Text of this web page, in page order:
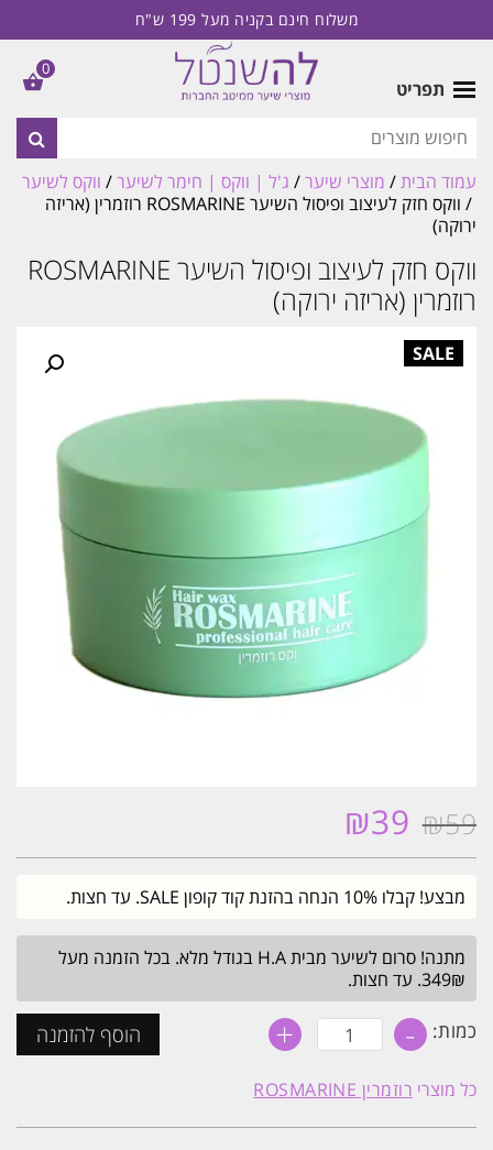
משלוח חינם בקניה מעל 199 ש"ח
תפריט
עמוד הבית/ מוצרי שיער/ ג'ל | ווקס | חימר לשיער/ ווקס לשיער
/ ווקס חזק לעיצוב ופיסול השיער ROSMARINE רוזמרין (אריזה
ירוקה)
ווקס חזק לעיצוב ופיסול השיער ROSMARINE
רוזמרין (אריזה ירוקה)
₪59
המחיר
₪59.
₪39
₪39.
מבצע! קבלו 10% הנחה בהזנת קוד קופון SALE. עד חצות.
מתנה! סרום לשיער מבית H.A בגודל מלא. בכל הזמנה מעל
349₪. עד חצות.
כמות: - כמות
של
חזק
לעיצוב
השיער
+ הוסף להזמנה
כל מוצרי רוזמרין ROSMARINE
0